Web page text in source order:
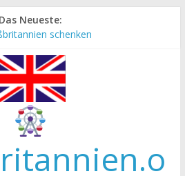
Das Neueste:
schenken
Vereinigtes Königreich,
getrunken?